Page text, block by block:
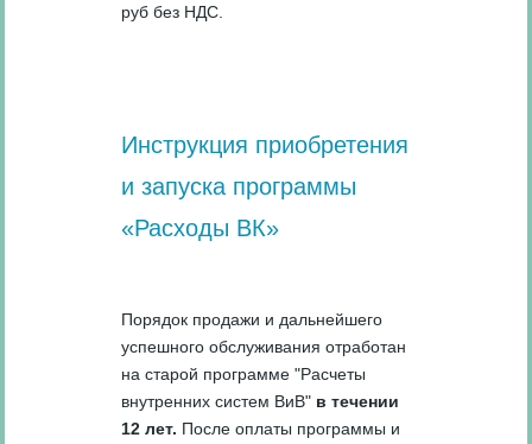
руб без НДС.
Инструкция приобретения
и запуска программы
«Расходы ВК»
Порядок продажи и дальнейшего
успешного обслуживания отработан
на старой программе "Расчеты
внутренних систем ВиВ" в течении
12 лет. После оплаты программы и